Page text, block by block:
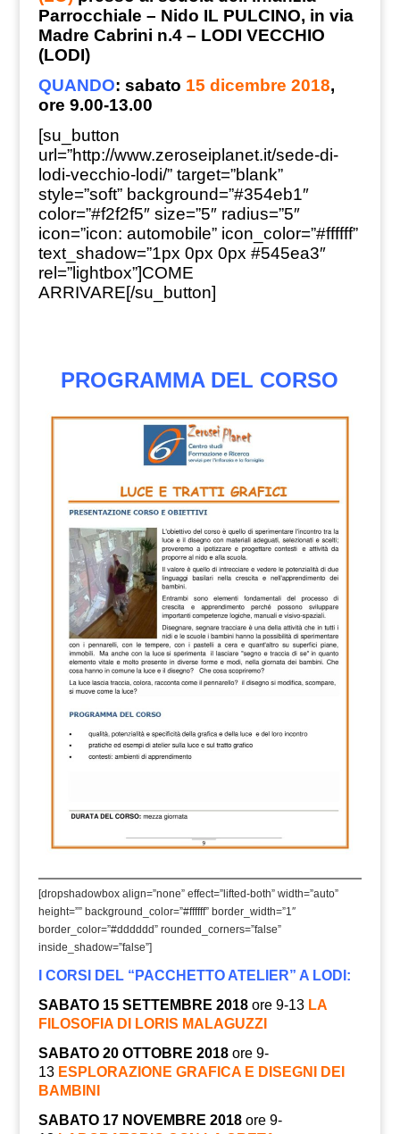
Parrocchiale – Nido IL PULCINO, in via
Madre Cabrini n.4 – LODI VECCHIO
(LODI)
QUANDO: sabato 15 dicembre 2018,
ore 9.00-13.00
[su_button
url=”http://www.zeroseiplanet.it/sede-di-
lodi-vecchio-lodi/” target=”blank”
style=”soft” background=”#354eb1″
color=”#f2f2f5″ size=”5″ radius=”5″
icon=”icon: automobile” icon_color=”#ffffff”
text_shadow=”1px 0px 0px #545ea3″
rel=”lightbox”]COME
ARRIVARE[/su_button]
PROGRAMMA DEL CORSO
[dropshadowbox align=”none” effect=”lifted-both” width=”auto”
height=”” background_color=”#ffffff” border_width=”1″
border_color=”#dddddd” rounded_corners=”false”
inside_shadow=”false”]
I CORSI DEL “PACCHETTO ATELIER” A LODI:
SABATO 15 SETTEMBRE 2018 ore 9-13 LA
FILOSOFIA DI LORIS MALAGUZZI
SABATO 20 OTTOBRE 2018 ore 9-
13 ESPLORAZIONE GRAFICA E DISEGNI DEI
BAMBINI
SABATO 17 NOVEMBRE 2018 ore 9-